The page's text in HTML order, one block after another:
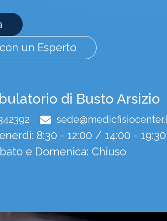
un Esperto
di Busto Arsizio
8:30 - 12:00 / 14:00 - 19:30
e Domenica: Chiuso